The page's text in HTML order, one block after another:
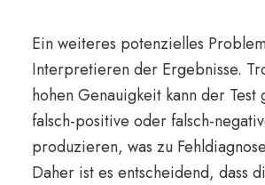
Ein weiteres potenzielles
Interpretieren der Ergebnisse.
hohen Genauigkeit kann der Test
falsch-positive oder falsch-
produzieren, was zu
Daher ist es entscheidend, dass